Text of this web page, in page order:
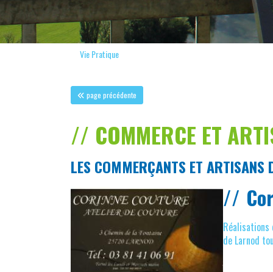
Vie Pratique
page précédente
COMMERCE ET
LES COMMERÇANTS ET ARTISANS
de Larnod